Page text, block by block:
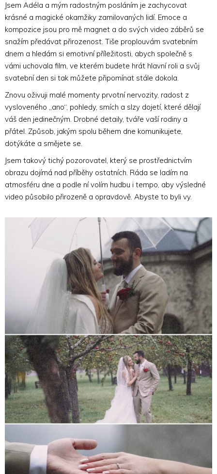
Jsem Adéla a mým radostným posláním je zachycovat
krásné a magické okamžiky zamilovaných lidí. Emoce a
kompozice jsou pro mě magnet a do svých video záběrů se
snažím předávat přirozenost. Tiše proplouvám svatebním
dnem a hledám si emotivní příležitosti, abych společně s
vámi uchovala film, ve kterém budete hrát hlavní roli a svůj
svatební den si tak můžete připomínat stále dokola.
Znovu oživuji malé momenty prvotní nervozity, radost z
vysloveného „ano“, pohledy, smích a slzy dojetí, které dělají
váš den jedinečným. Drobné detaily, tváře vaší rodiny a
přátel. Způsob, jakým spolu během dne komunikujete,
dotýkáte a smějete se.
Jsem takový tichý pozorovatel, který se prostřednictvím
obrazu dojímá nad příběhy ostatních. Ráda se ladím na
atmosféru dne a podle ní volím hudbu i tempo, aby výsledné
video působilo přirozeně a opravdově. Abyste to byli vy.